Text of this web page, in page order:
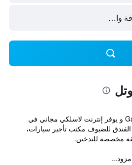
يقع الفندق في مدينة Garapan و يوفر إنترنت لاسلكي مجاني في
الفندق للضيوف مكتب تأجير سيارات،
مخصصة للتدخين.